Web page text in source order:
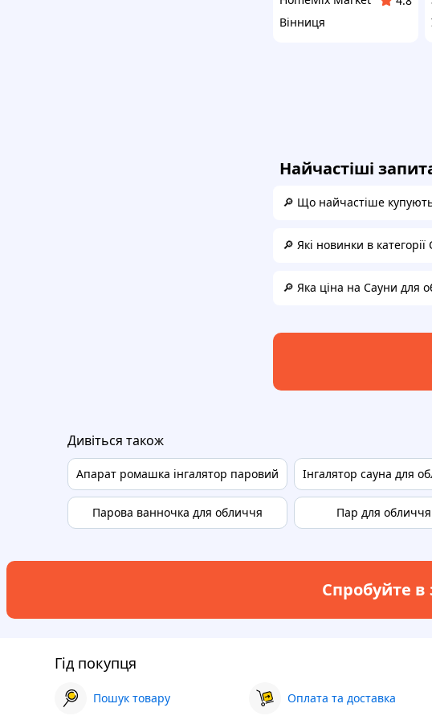
Вінниця
Найчастіші
🔎 Що найчастіше
🔎 Які новинки в
🔎 Яка ціна на Сауни для
Дивіться також
Апарат ромашка інгалятор паровий
Парова ванночка для обличчя
Інгалятор сауна для
Пар для обличчя
Спробуйте в
Гід покупця
Пошук товару Оплата та доставка